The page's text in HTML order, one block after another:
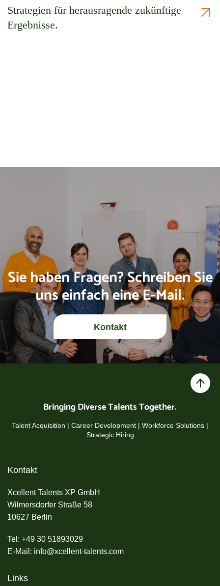
Strategien für herausragende zukünftige
Ergebnisse.
Sie haben Fragen? Schreiben Sie
uns einfach eine E-Mail.
Kontakt
Bringing Diverse Talents Together.
Talent Acquisition | Career Development | Workforce Solutions |
Strategic Hiring
Kontakt
Xcellent Talents XP GmbH
Wilmersdorfer Straße 58
10627 Berlin
Tel: +49 30 51893029
E-Mail: info@xcellent-talents.com
Links